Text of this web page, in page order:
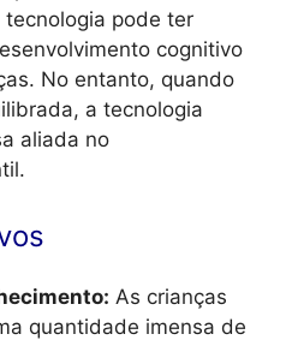
tecnologia pode ter
cognitivo
No entanto, quando
a tecnologia
aliada no
As crianças
quantidade imensa de